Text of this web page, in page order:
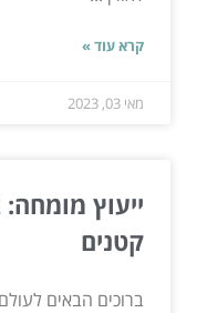
קרא עוד »
מאי 03, 2023
ייעוץ
קטנים
ברוכים הבאים